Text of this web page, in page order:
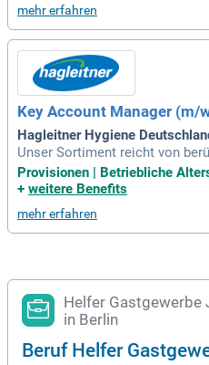
itung, Wartungen sowie
nen Freude.
mehr erfahren
Key Account Manager (m/
Hagleitner Hygiene
Unser Sortiment reicht von
pierspendern aus Edelstahl
über maßgeschneiderte
eln.
Provisionen | Betriebliche
+ weitere Benefits
mehr erfahren
Helfer Gastgewerbe
in Berlin
Beruf Helfer